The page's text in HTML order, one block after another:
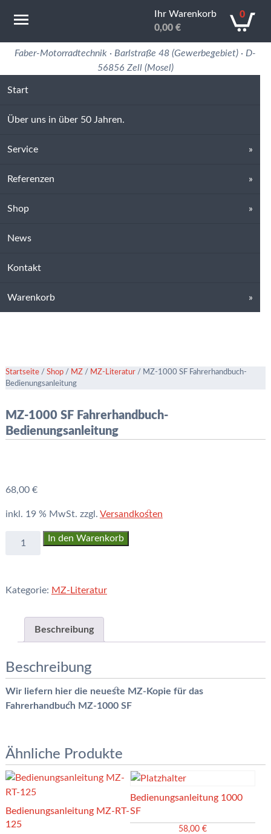
Motorradtechnik Erfahrung in 50 Jahren
Faber-Motorradtechnik · Barlstraße 48 (Gewerbegebiet) · D-
56856 Zell (Mosel)
Start
Über uns in über 50 Jahren.
Service
Referenzen
Shop
News
Kontakt
Warenkorb
Ihr Warenkorb
0,00 €
0
Startseite/ Shop/ MZ/ MZ-Literatur/ MZ-1000 SF Fahrerhandbuch-
Bedienungsanleitung
MZ-1000 SF Fahrerhandbuch-
Bedienungsanleitung
68,00 €
inkl. 19 % MwSt. zzgl. Versandkosten
MZ-
Bedienungsanleitung
In den Warenkorb
Kategorie: MZ-Literatur
Beschreibung
Beschreibung
Wir liefern hier die neueste MZ-Kopie für das
Fahrerhandbuch MZ-1000 SF
Ähnliche Produkte
Bedienungsanleitung MZ-RT-
125
Bedienungsanleitung 1000
SF
58,00€